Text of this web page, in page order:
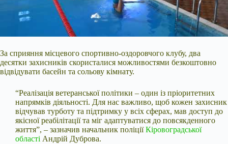
За сприяння місцевого спортивно-оздоровчого клубу, два
десятки захисників скористалися можливостями безкоштовно
відвідувати басейн та сольову кімнату.
“Реалізація ветеранської політики – один із пріоритетних
напрямків діяльності. Для нас важливо, щоб кожен захисник
відчував турботу та підтримку у всіх сферах, мав доступ до
якісної реабілітації та міг адаптуватися до повсякденного
життя”, – зазначив начальник поліціїКіровоградської
області Андрій Дуброва.